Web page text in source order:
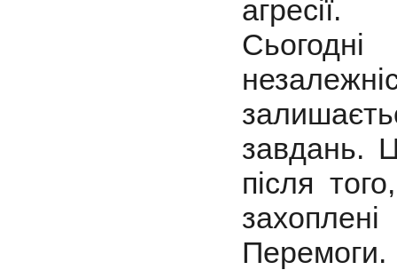
агресії.
завдань.
після
Перемоги.